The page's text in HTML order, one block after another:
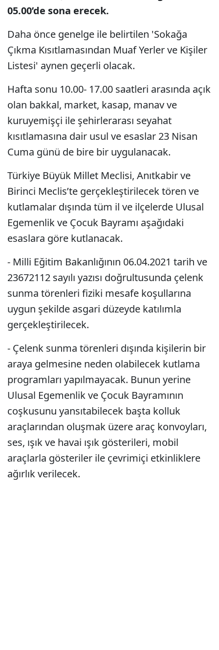
05.00’de sona erecek.
Daha önce genelge ile belirtilen 'Sokağa
Çıkma Kısıtlamasından Muaf Yerler ve Kişiler
Listesi' aynen geçerli olacak.
Hafta sonu 10.00- 17.00 saatleri arasında açık
olan bakkal, market, kasap, manav ve
kuruyemişçi ile şehirlerarası seyahat
kısıtlamasına dair usul ve esaslar 23 Nisan
Cuma günü de bire bir uygulanacak.
Türkiye Büyük Millet Meclisi, Anıtkabir ve
Birinci Meclis’te gerçekleştirilecek tören ve
kutlamalar dışında tüm il ve ilçelerde Ulusal
Egemenlik ve Çocuk Bayramı aşağıdaki
esaslara göre kutlanacak.
- Milli Eğitim Bakanlığının 06.04.2021 tarih ve
23672112 sayılı yazısı doğrultusunda çelenk
sunma törenleri fiziki mesafe koşullarına
uygun şekilde asgari düzeyde katılımla
gerçekleştirilecek.
- Çelenk sunma törenleri dışında kişilerin bir
araya gelmesine neden olabilecek kutlama
programları yapılmayacak. Bunun yerine
Ulusal Egemenlik ve Çocuk Bayramının
coşkusunu yansıtabilecek başta kolluk
araçlarından oluşmak üzere araç konvoyları,
ses, ışık ve havai ışık gösterileri, mobil
araçlarla gösteriler ile çevrimiçi etkinliklere
ağırlık verilecek.